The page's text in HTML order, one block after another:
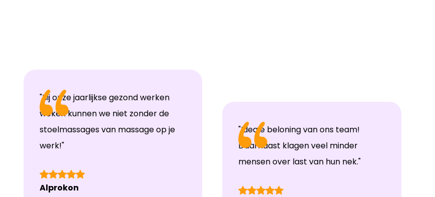
"Bij onze jaarlijkse gezond werken
weken kunnen we niet zonder de
stoelmassages van massage op je
werk!"
Alprokon
"Ideale beloning van ons team!
Daarnaast klagen veel minder
mensen over last van hun nek."